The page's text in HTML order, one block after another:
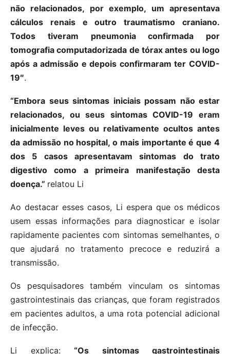
não relacionados, por exemplo, um apresentava
cálculos renais e outro traumatismo craniano.
Todos tiveram pneumonia confirmada por
tomografia computadorizada de tórax antes ou logo
após a admissão e depois confirmaram ter COVID-
19″.
“Embora seus sintomas iniciais possam não estar
relacionados, ou seus sintomas COVID-19 eram
inicialmente leves ou relativamente ocultos antes
da admissão no hospital, o mais importante é que 4
dos 5 casos apresentavam sintomas do trato
digestivo como a primeira manifestação desta
doença.” relatou Li
Ao destacar esses casos, Li espera que os médicos
usem essas informações para diagnosticar e isolar
rapidamente pacientes com sintomas semelhantes, o
que ajudará no tratamento precoce e reduzirá a
transmissão.
Os pesquisadores também vinculam os sintomas
gastrointestinais das crianças, que foram registrados
em pacientes adultos, a uma rota potencial adicional
de infecção.
Li explica: “Os sintomas gastrointestinais